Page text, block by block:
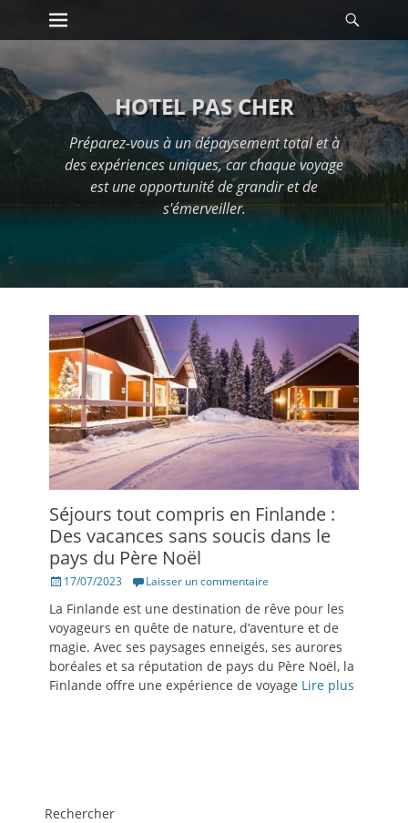
Passer
au
Premier menu
HOTEL PAS CHER
Préparez-vous à un dépaysement total et à
des expériences uniques, car chaque voyage
est une opportunité de grandir et de
s'émerveiller.
Séjours tout compris en Finlande :
Des vacances sans soucis dans le
pays du Père Noël
Posté17/07/2023 Laisser un commentaire
La Finlande est une destination de rêve pour les
voyageurs en quête de nature, d’aventure et de
magie. Avec ses paysages enneigés, ses aurores
boréales et sa réputation de pays du Père Noël, la
Finlande offre une expérience de voyage Lire plus
Rechercher